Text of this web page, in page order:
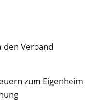
Verband
zum Eigenheim